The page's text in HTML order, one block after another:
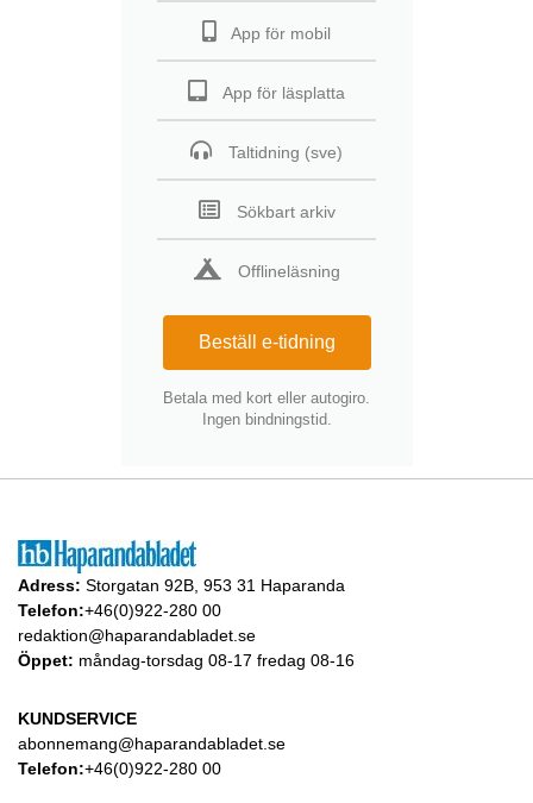
App för mobil
App för läsplatta
Taltidning (sve)
Sökbart arkiv
Offlineläsning
Beställ e-tidning
Betala med kort eller autogiro.
Ingen bindningstid.
Adress: Storgatan 92B, 953 31 Haparanda
Telefon:+46(0)922-280 00
redaktion@haparandabladet.se
Öppet: måndag-torsdag 08-17 fredag 08-16
KUNDSERVICE
abonnemang@haparandabladet.se
Telefon:+46(0)922-280 00